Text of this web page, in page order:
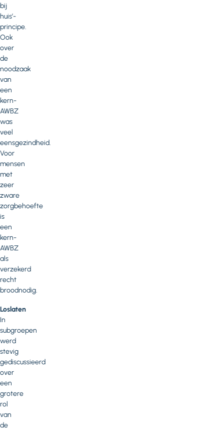
bij
huis’-
principe.
Ook
over
de
noodzaak
van
een
kern-
AWBZ
was
veel
eensgezindheid.
Voor
mensen
met
zeer
zware
zorgbehoefte
is
een
kern-
AWBZ
als
verzekerd
recht
broodnodig.
Loslaten
In
subgroepen
werd
stevig
gediscussieerd
over
een
grotere
rol
van
de